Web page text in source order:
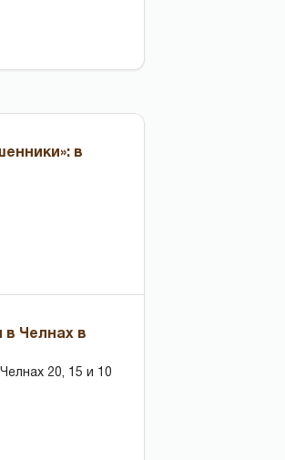
в
Челнах в
20, 15 и 10